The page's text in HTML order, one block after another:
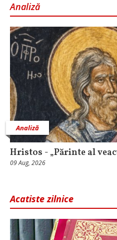
Analiză
Analiză
Hristos - „Părinte al
09 Aug, 2026
Acatiste zilnice